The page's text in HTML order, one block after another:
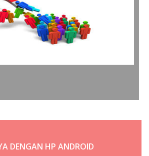
DENGAN HP ANDROID